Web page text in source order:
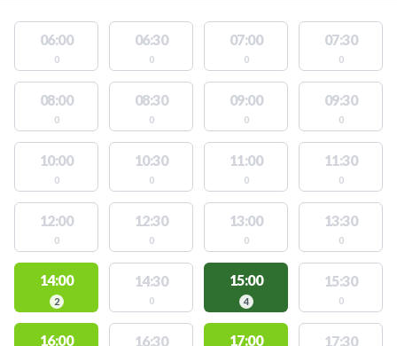
06:00
0
06:30
0
07:00
0
07:30
0
08:00
0
08:30
0
09:00
0
09:30
0
10:00
0
10:30
0
11:00
0
11:30
0
12:00
0
12:30
0
13:00
0
13:30
0
14:00
2
14:30
0
15:00
4
15:30
0
16:00 16:30 17:00 17:30